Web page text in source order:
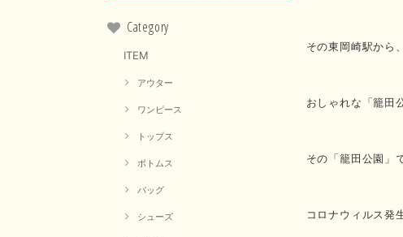
Category
ITEM
アウター
ワンピース
トップス
ボトムス
バッグ
シューズ
その東岡崎駅から
おしゃれな「籠田
その「籠田公園」
コロナウィルス発